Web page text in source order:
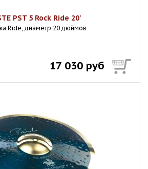
PST 5 Rock Ride 20'
Ride, диаметр 20 дюймов
17 030 руб